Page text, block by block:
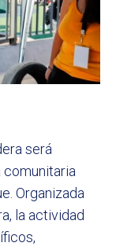
será
comunitaria
Organizada
la actividad